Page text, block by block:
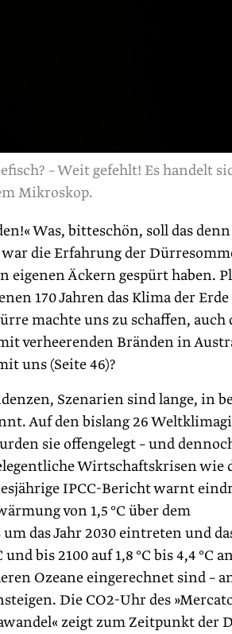
– Weit gefehlt! Es handelt
Mikroskop.
Was, bitteschön, soll das
die Erfahrung der
eigenen Äckern gespürt haben.
170 Jahren das Klima der
machte uns zu schaffen, auch
verheerenden Bränden in
uns (Seite 46)?
Szenarien sind lange, in
Auf den bislang 26
sie offengelegt – und
Wirtschaftskrisen wie
IPCC-Bericht warnt
von 1,5 °C über dem
das Jahr 2030 eintreten und
bis 2100 auf 1,8 °C bis 4,4 °C
Ozeane eingerechnet sind –
Die CO2-Uhr des
zeigt zum Zeitpunkt der